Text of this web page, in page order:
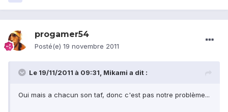
progamer54
Posté(e) 19 novembre 2011
Le 19/11/2011 à 09:31, Mikami a dit :
Oui mais a chacun son taf, donc c'est pas notre problème...